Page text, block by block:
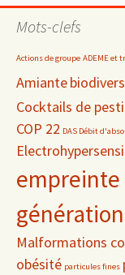
date
Mots-clefs
Actions de groupe ADEME et
Amiante
Cocktails de
COP 22 DAS Débit
empreinte
Malformations
obésité particules fines